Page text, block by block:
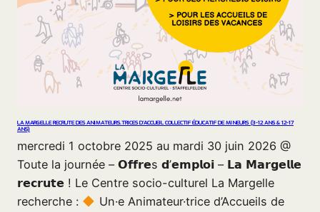
LA MARGELLE RECRUTE DES ANIMATEURS.TRICES D’ACCUEIL COLLECTIF ÉDUCATIF DE MINEURS (3-12 ANS & 12-17
ANS)
mercredi 1 octobre 2025 au mardi 30 juin 2026 @
Toute la journée – 𝗢𝗳𝗳𝗿𝗲s 𝗱’𝗲𝗺𝗽𝗹𝗼𝗶 – 𝗟𝗮 𝗠𝗮𝗿𝗴𝗲𝗹𝗹𝗲
𝗿𝗲𝗰𝗿𝘂𝘁𝗲 ! Le Centre socio-culturel La Margelle
recherche :
Un·e Animateur·trice d’Accueils de